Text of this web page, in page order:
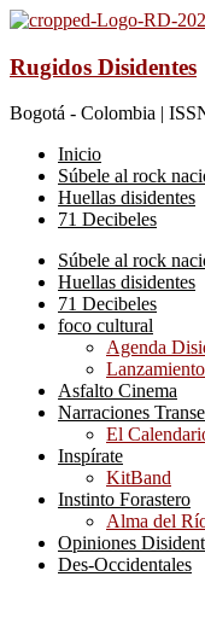
Rugidos Disidentes
Bogotá - Colombia |
Inicio
Súbele al rock
Huellas disidentes
71 Decibeles
Súbele al rock
Huellas disidentes
71 Decibeles
foco cultural
Agenda
Asfalto Cinema
Narraciones
El
Inspírate
KitBand
Instinto Forastero
Alma del
Opiniones
Des-Occidentales